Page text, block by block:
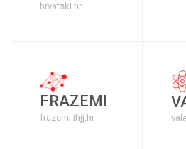
hrvatski.hr
FRAZEMI
frazemi.ihjj.hr